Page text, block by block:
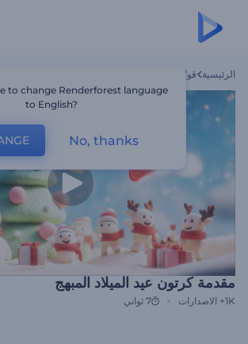
الرئيسية قوالب
مقدمة كرتون عيد الميلاد المبهج
1K+ الاصدارات 7 ثواني
to change Renderforest language
to English?
No, thanks